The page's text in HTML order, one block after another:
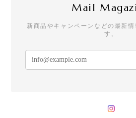
Mail
新商品やキャンペーンなどの最新情
す。